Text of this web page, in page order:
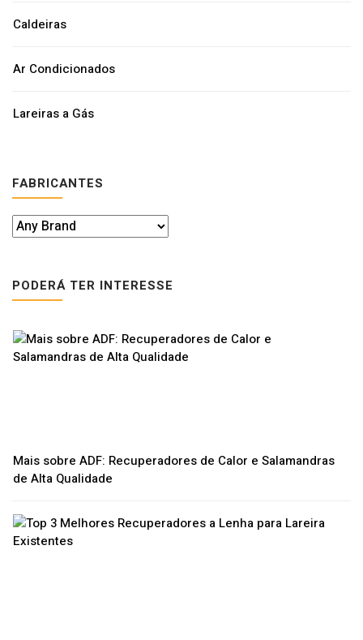
Caldeiras
Ar Condicionados
Lareiras a Gás
FABRICANTES
PODERÁ TER INTERESSE
Mais sobre ADF: Recuperadores de Calor e Salamandras
de Alta Qualidade